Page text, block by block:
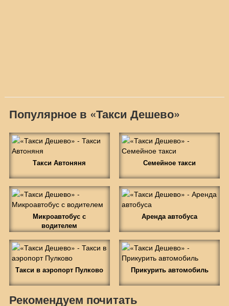
Популярное в «Такси Дешево»
Такси Автоняня Семейное такси
Микроавтобус с
водителем
Аренда автобуса
Такси в аэропорт Пулково Прикурить автомобиль
Рекомендуем почитать